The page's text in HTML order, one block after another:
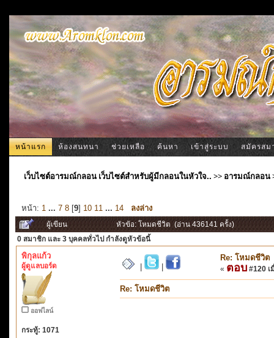
หน้าแรก ห้องสนทนา ช่วยเหลือ ค้นหา เข้าสู่ระบบ สมัครสม
เว็บไซต์อารมณ์กลอน เว็บไซต์สำหรับผู้มีกลอนในหัวใจ.. >> อารมณ์กลอน
หน้า: 1 ... 7 8 [9] 10 11 ... 14 ลงล่าง
ผู้เขียน
หัวข้อ: โหมดชีวิต (อ่าน 436141 ครั้ง)
0 สมาชิก และ 3 บุคคลทั่วไป กำลังดูหัวข้อนี้
พิกุลแก้ว
ผู้ดูแลบอร์ด
ออฟไลน์
กระทู้: 1071
Re: โหมดชีวิต
« ตอบ #120 เ
Re: โหมดชีวิต